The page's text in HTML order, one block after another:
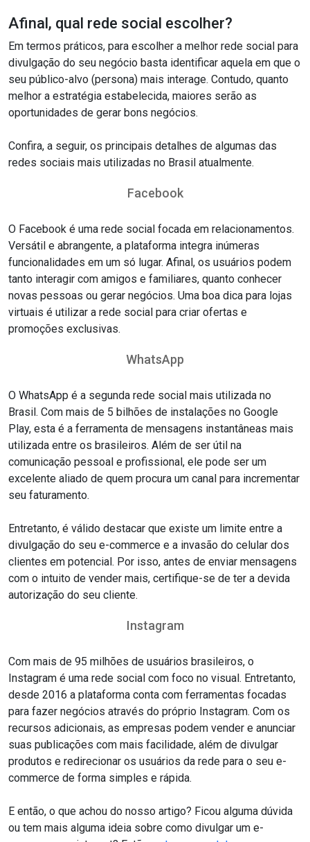
Afinal, qual rede social escolher?
Em termos práticos, para escolher a melhor rede social para
divulgação do seu negócio basta identificar aquela em que o
seu público-alvo (persona) mais interage. Contudo, quanto
melhor a estratégia estabelecida, maiores serão as
oportunidades de gerar bons negócios.
Confira, a seguir, os principais detalhes de algumas das
redes sociais mais utilizadas no Brasil atualmente.
Facebook
O Facebook é uma rede social focada em relacionamentos.
Versátil e abrangente, a plataforma integra inúmeras
funcionalidades em um só lugar. Afinal, os usuários podem
tanto interagir com amigos e familiares, quanto conhecer
novas pessoas ou gerar negócios. Uma boa dica para lojas
virtuais é utilizar a rede social para criar ofertas e
promoções exclusivas.
WhatsApp
O WhatsApp é a segunda rede social mais utilizada no
Brasil. Com mais de 5 bilhões de instalações no Google
Play, esta é a ferramenta de mensagens instantâneas mais
utilizada entre os brasileiros. Além de ser útil na
comunicação pessoal e profissional, ele pode ser um
excelente aliado de quem procura um canal para incrementar
seu faturamento.
Entretanto, é válido destacar que existe um limite entre a
divulgação do seu e-commerce e a invasão do celular dos
clientes em potencial. Por isso, antes de enviar mensagens
com o intuito de vender mais, certifique-se de ter a devida
autorização do seu cliente.
Instagram
Com mais de 95 milhões de usuários brasileiros, o
Instagram é uma rede social com foco no visual. Entretanto,
desde 2016 a plataforma conta com ferramentas focadas
para fazer negócios através do próprio Instagram. Com os
recursos adicionais, as empresas podem vender e anunciar
suas publicações com mais facilidade, além de divulgar
produtos e redirecionar os usuários da rede para o seu e-
commerce de forma simples e rápida.
E então, o que achou do nosso artigo? Ficou alguma dúvida
ou tem mais alguma ideia sobre como divulgar um e-